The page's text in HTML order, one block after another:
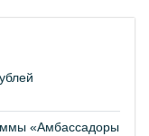
«Амбассадоры